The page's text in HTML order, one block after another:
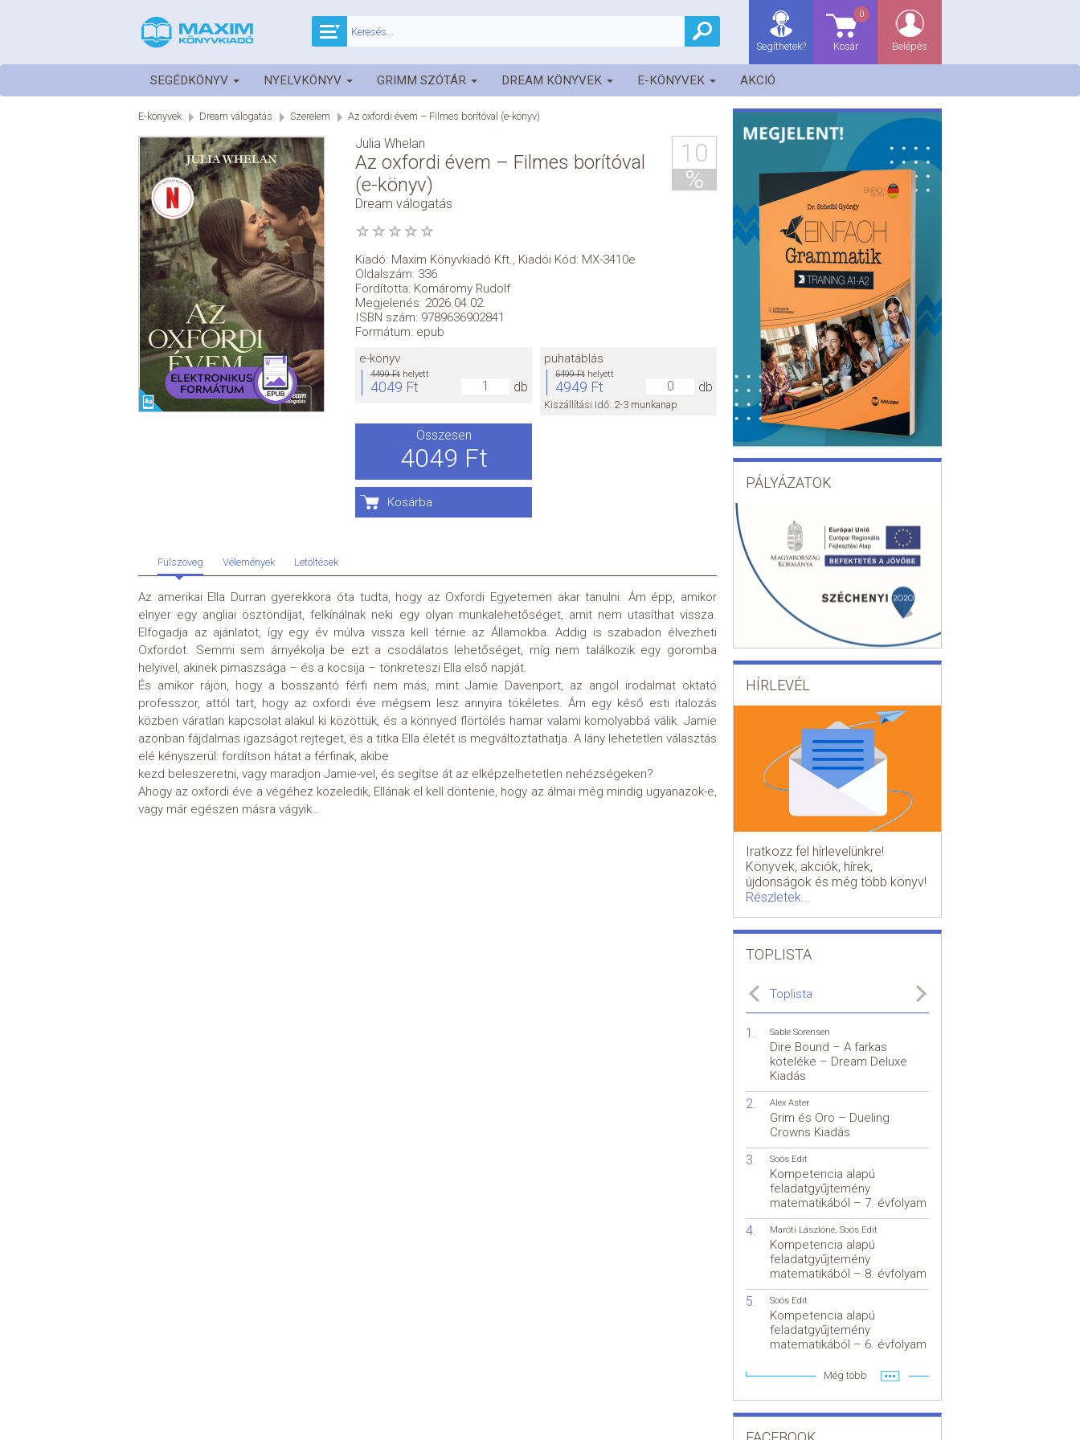
Belépés
Kosár
0
Segíthetek?
SEGÉDKÖNYV NYELVKÖNYV GRIMM SZÓTÁR DREAM KÖNYVEK E-KÖNYVEK AKCIÓ
E-könyvek Dream válogatás Szerelem Az oxfordi évem – Filmes borítóval (e-könyv)
Julia Whelan
Az oxfordi évem – Filmes borítóval
(e-könyv)
Dream válogatás
10
%
Kiadó: Maxim Könyvkiadó Kft.
Kiadói Kód: MX-3410e
Oldalszám: 336
Fordította: Komáromy Rudolf
Megjelenés: 2026.04.02.
ISBN szám: 9789636902841
Formátum: epub
Kosárba
e-könyv
4499 Ft helyett
4049 Ft db
puhatáblás
5499 Ft helyett
4949 Ft db
Kiszállítási idő: 2-3 munkanap
Összesen
4049 Ft
Fülszöveg Vélemények Letöltések
Az amerikai Ella Durran gyerekkora óta tudta, hogy az Oxfordi Egyetemen akar tanulni. Ám épp, amikor
elnyer egy angliai ösztöndíjat, felkínálnak neki egy olyan munkalehetőséget, amit nem utasíthat vissza.
Elfogadja az ajánlatot, így egy év múlva vissza kell térnie az Államokba. Addig is szabadon élvezheti
Oxfordot. Semmi sem árnyékolja be ezt a csodálatos lehetőséget, míg nem találkozik egy goromba
helyivel, akinek pimaszsága – és a kocsija – tönkreteszi Ella első napját.
És amikor rájön, hogy a bosszantó férfi nem más, mint Jamie Davenport, az angol irodalmat oktató
professzor, attól tart, hogy az oxfordi éve mégsem lesz annyira tökéletes. Ám egy késő esti italozás
közben váratlan kapcsolat alakul ki közöttük, és a könnyed flörtölés hamar valami komolyabbá válik. Jamie
azonban fájdalmas igazságot rejteget, és a titka Ella életét is megváltoztathatja. A lány lehetetlen választás
elé kényszerül: fordítson hátat a férfinak, akibe
kezd beleszeretni, vagy maradjon Jamie-vel, és segítse át az elképzelhetetlen nehézségeken?
Ahogy az oxfordi éve a végéhez közeledik, Ellának el kell döntenie, hogy az álmai még mindig ugyanazok-e,
vagy már egészen másra vágyik…
PÁLYÁZATOK
HÍRLEVÉL
Iratkozz fel hírlevelünkre!
Könyvek, akciók, hírek,
újdonságok és még több könyv!
Részletek...
TOPLISTA
Toplista
Sable Sorensen
Dire Bound – A farkas
köteléke – Dream Deluxe
Kiadás
Alex Aster
Grim és Oro – Dueling
Crowns Kiadás
Soós Edit
Kompetencia alapú
feladatgyűjtemény
matematikából – 7. évfolyam
Maróti Lászlóné, Soós Edit
Kompetencia alapú
feladatgyűjtemény
matematikából – 8. évfolyam
Soós Edit
Kompetencia alapú
feladatgyűjtemény
matematikából – 6. évfolyam
Még több